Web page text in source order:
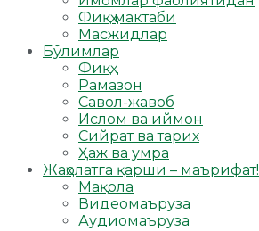
Фиқҳ мактаби
Масжидлар
Бўлимлар
Фиқҳ
Рамазон
Савол-жавоб
Ислом ва иймон
Сийрат ва тарих
Ҳаж ва умра
Жаҳолатга қарши – маърифат!
Мақола
Видеомаъруза
Аудиомаъруза